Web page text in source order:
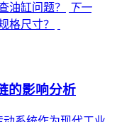
油缸问题？
下一
格尺寸？
的影响分析